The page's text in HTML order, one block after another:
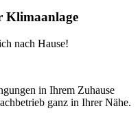
Klimaanlage
nach Hause!
in Ihrem Zuhause
ganz in Ihrer Nähe.